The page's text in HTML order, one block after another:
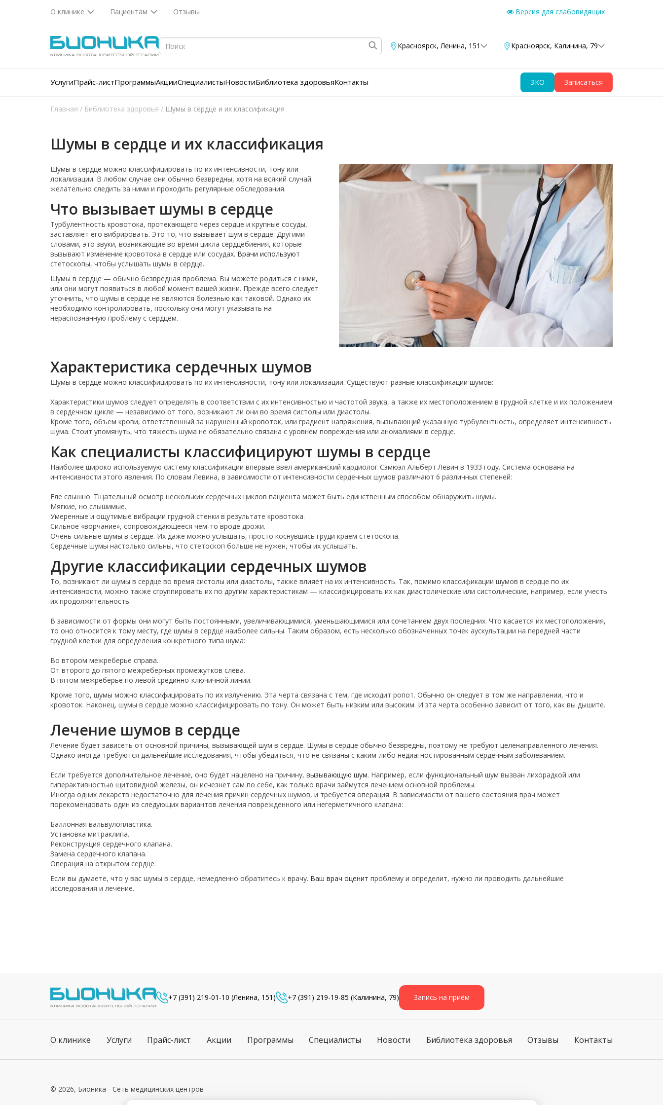
О клинике Пациентам Отзывы Версия для слабовидящих
Красноярск, Ленина, 151 Красноярск, Калинина, 79
УслугиПрайс-листПрограммыАкцииСпециалистыНовостиБиблиотека здоровьяКонтакты ЭКО Записаться
Главная / Библиотека здоровья / Шумы в сердце и их классификация
Шумы в сердце и их классификация
Шумы в сердце можно классифицировать по их интенсивности, тону или
локализации. В любом случае они обычно безвредны, хотя на всякий случай
желательно следить за ними и проходить регулярные обследования.
Что вызывает шумы в сердце
Турбулентность кровотока, протекающего через сердце и крупные сосуды,
заставляет его вибрировать. Это то, что вызывает шум в сердце. Другими
словами, это звуки, возникающие во время цикла сердцебиения, которые
вызывают изменение кровотока в сердце или сосудах. Врачи используют
стетоскопы, чтобы услышать шумы в сердце.
Шумы в сердце — обычно безвредная проблема. Вы можете родиться с ними,
или они могут появиться в любой момент вашей жизни. Прежде всего следует
уточнить, что шумы в сердце не являются болезнью как таковой. Однако их
необходимо контролировать, поскольку они могут указывать на
нераспознанную проблему с сердцем.
Характеристика сердечных шумов
Шумы в сердце можно классифицировать по их интенсивности, тону или локализации. Существуют разные классификации шумов:
Характеристики шумов следует определять в соответствии с их интенсивностью и частотой звука, а также их местоположением в грудной клетке и их положением
в сердечном цикле — независимо от того, возникают ли они во время систолы или диастолы.
Кроме того, объем крови, ответственный за нарушенный кровоток, или градиент напряжения, вызывающий указанную турбулентность, определяет интенсивность
шума. Стоит упомянуть, что тяжесть шума не обязательно связана с уровнем повреждения или аномалиями в сердце.
Как специалисты классифицируют шумы в сердце
Наиболее широко используемую систему классификации впервые ввел американский кардиолог Сэмюэл Альберт Левин в 1933 году. Система основана на
интенсивности этого явления. По словам Левина, в зависимости от интенсивности сердечных шумов различают 6 различных степеней:
Еле слышно. Тщательный осмотр нескольких сердечных циклов пациента может быть единственным способом обнаружить шумы.
Мягкие, но слышимые.
Умеренные и ощутимые вибрации грудной стенки в результате кровотока.
Сильное «ворчание», сопровождающееся чем-то вроде дрожи.
Очень сильные шумы в сердце. Их даже можно услышать, просто коснувшись груди краем стетоскопа.
Сердечные шумы настолько сильны, что стетоскоп больше не нужен, чтобы их услышать.
Другие классификации сердечных шумов
То, возникают ли шумы в сердце во время систолы или диастолы, также влияет на их интенсивность. Так, помимо классификации шумов в сердце по их
интенсивности, можно также сгруппировать их по другим характеристикам — классифицировать их как диастолические или систолические, например, если учесть
их продолжительность.
В зависимости от формы они могут быть постоянными, увеличивающимися, уменьшающимися или сочетанием двух последних. Что касается их местоположения,
то оно относится к тому месту, где шумы в сердце наиболее сильны. Таким образом, есть несколько обозначенных точек аускультации на передней части
грудной клетки для определения конкретного типа шума:
Во втором межреберье справа.
От второго до пятого межреберных промежутков слева.
В пятом межреберье по левой срединно-ключичной линии.
Кроме того, шумы можно классифицировать по их излучению. Эта черта связана с тем, где исходит ропот. Обычно он следует в том же направлении, что и
кровоток. Наконец, шумы в сердце можно классифицировать по тону. Он может быть низким или высоким. И эта черта особенно зависит от того, как вы дышите.
Лечение шумов в сердце
Лечение будет зависеть от основной причины, вызывающей шум в сердце. Шумы в сердце обычно безвредны, поэтому не требуют целенаправленного лечения.
Однако иногда требуются дальнейшие исследования, чтобы убедиться, что не связаны с каким-либо недиагностированным сердечным заболеванием.
Если требуется дополнительное лечение, оно будет нацелено на причину, вызывающую шум. Например, если функциональный шум вызван лихорадкой или
гиперактивностью щитовидной железы, он исчезнет сам по себе, как только врачи займутся лечением основной проблемы.
Иногда одних лекарств недостаточно для лечения причин сердечных шумов, и требуется операция. В зависимости от вашего состояния врач может
порекомендовать один из следующих вариантов лечения поврежденного или негерметичного клапана:
Баллонная вальвулопластика.
Установка митраклипа.
Реконструкция сердечного клапана.
Замена сердечного клапана.
Операция на открытом сердце.
Если вы думаете, что у вас шумы в сердце, немедленно обратитесь к врачу. Ваш врач оценит проблему и определит, нужно ли проводить дальнейшие
исследования и лечение.
+7 (391) 219-01-10 (Ленина, 151) +7 (391) 219-19-85 (Калинина, 79) Запись на приём
О клинике Услуги Прайс-лист Акции Программы Специалисты Новости Библиотека здоровья Отзывы Контакты
© 2026, Бионика - Сеть медицинских центров